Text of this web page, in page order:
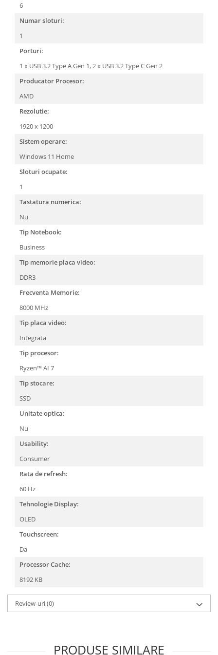
6
Numar sloturi:
1
Porturi:
1 x USB 3.2 Type A Gen 1,2 x USB 3.2 Type C Gen 2
Producator Procesor:
AMD
Rezolutie:
1920 x 1200
Sistem operare:
Windows 11 Home
Sloturi ocupate:
1
Tastatura numerica:
Nu
Tip Notebook:
Business
Tip memorie placa video:
DDR3
Frecventa Memorie:
8000 MHz
Tip placa video:
Integrata
Tip procesor:
Ryzen™ AI 7
Tip stocare:
SSD
Unitate optica:
Nu
Usability:
Consumer
Rata de refresh:
60 Hz
Tehnologie Display:
OLED
Touchscreen:
Da
Processor Cache:
8192 KB
Review-uri(0)
PRODUSE SIMILARE